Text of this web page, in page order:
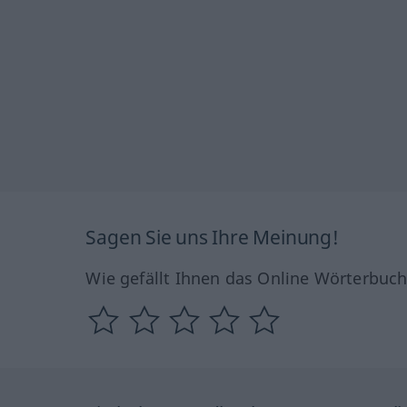
Sagen Sie uns Ihre Meinung!
Wie gefällt Ihnen das Online